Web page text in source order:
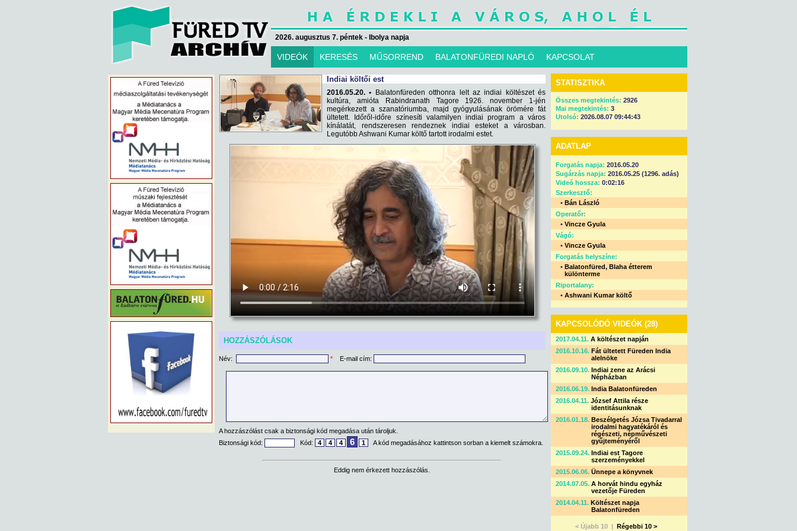
2026. augusztus 7. péntek - Ibolya napja
VIDEÓK KERESÉS MŰSORREND BALATONFÜREDI NAPLÓ KAPCSOLAT
Indiai költői est
2016.05.20. • Balatonfüreden otthonra lelt az indiai költészet és
kultúra, amióta Rabindranath Tagore 1926. november 1-jén
megérkezett a szanatóriumba, majd gyógyulásának örömére fát
ültetett. Időről-időre színesíti valamilyen indiai program a város
kínálatát, rendszeresen rendeznek indiai esteket a városban.
Legutóbb Ashwani Kumar költő tartott irodalmi estet.
HOZZÁSZÓLÁSOK
Név: * E-mail cím:
A hozzászólást csak a biztonsági kód megadása után tároljuk.
Biztonsági kód:
Kód: 4 4 4 6 1 A kód megadásához kattintson sorban a kiemelt számokra.
Eddig nem érkezett hozzászólás.
STATISZTIKA
Összes megtekintés: 2926
Mai megtekintés: 3
Utolsó: 2026.08.07 09:44:43
ADATLAP
Forgatás napja: 2016.05.20
Sugárzás napja: 2016.05.25 (1296. adás)
Videó hossza: 0:02:16
Szerkesztő:
• Bán László
Operatőr:
• Vincze Gyula
Vágó:
• Vincze Gyula
Forgatás helyszíne:
• Balatonfüred, Blaha étterem
különterme
Riportalany:
• Ashwani Kumar költő
KAPCSOLÓDÓ VIDEÓK (28)
2017.04.11. A költészet napján
2016.10.16. Fát ültetett Füreden India
alelnöke
2016.09.10. Indiai zene az Arácsi
Népházban
2016.06.19. India Balatonfüreden
2016.04.11. József Attila része
identitásunknak
2016.01.18. Beszélgetés Józsa Tivadarral
irodalmi hagyatékáról és
régészeti, népművészeti
gyűjteményéről
2015.09.24. Indiai est Tagore
szerzeményekkel
2015.06.06. Ünnepe a könyvnek
2014.07.05. A horvát hindu egyház
vezetője Füreden
2014.04.11. Költészet napja
Balatonfüreden
< Újabb 10 | Régebbi 10 >